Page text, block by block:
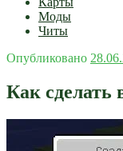
Моды
Читы
Опубликовано
Как сделать